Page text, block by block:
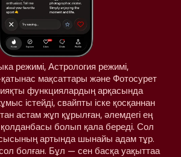
режимі, Астрология режимі,
мақсаттары және Фотосурет
функциялардың арқасында
істейді, свайпты іске қосқаннан
астам жұп құрылған, әлемдегі ең
болып қала береді. Сол
артында шынайы адам тұр.
болған. Бұл — сен басқа уақыттаа